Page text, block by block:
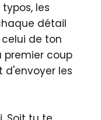
les
détail
de ton
premier coup
d'envoyer les